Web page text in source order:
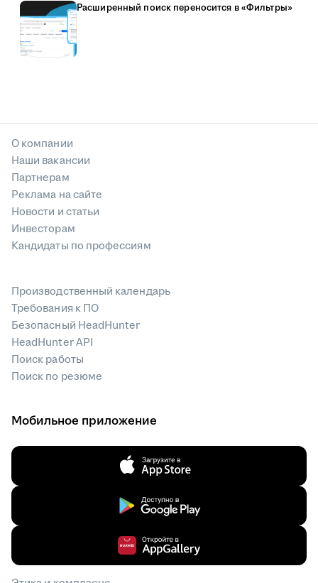
Расширенный поиск переносится в «Фильтры»
О компании
Наши вакансии
Партнерам
Реклама на сайте
Новости и статьи
Инвесторам
Кандидаты по профессиям
Производственный календарь
Требования к ПО
Безопасный HeadHunter
HeadHunter API
Поиск работы
Поиск по резюме
Мобильное приложение